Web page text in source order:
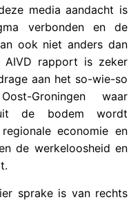
media aandacht is
verbonden en de
ook niet anders dan
rapport is zeker
aan het so-wie-so
Groningen waar
de bodem wordt
economie en
de werkeloosheid en
sprake is van rechts